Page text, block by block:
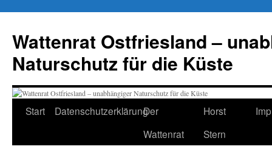
springen
Wattenrat Ostfriesland –
Naturschutz für die Küste
Start DatenschutzerklärungDer
Wattenrat
Horst
Stern